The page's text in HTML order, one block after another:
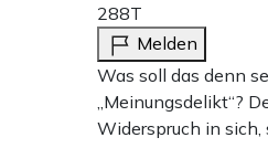
288T
Melden
Was soll das denn
„Meinungsdelikt“?
Widerspruch in sich,